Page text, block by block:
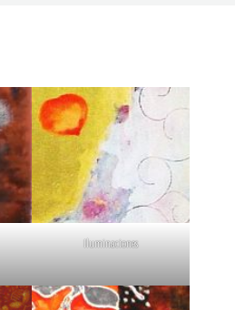
Iluminaciones